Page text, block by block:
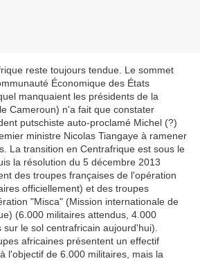
reste toujours tendue. Le sommet
Économique des États
manquaient les présidents de la
Cameroun) n'a fait que constater
putschiste auto-proclamé Michel (?)
ministre Nicolas Tiangaye à ramener
La transition en Centrafrique est sous le
la résolution du 5 décembre 2013
des troupes françaises de l'opération
officiellement) et des troupes
"Misca" (Mission internationale de
(6.000 militaires attendus, 4.000
le sol centrafricain aujourd'hui).
africaines présentent un effectif
l'objectif de 6.000 militaires, mais la